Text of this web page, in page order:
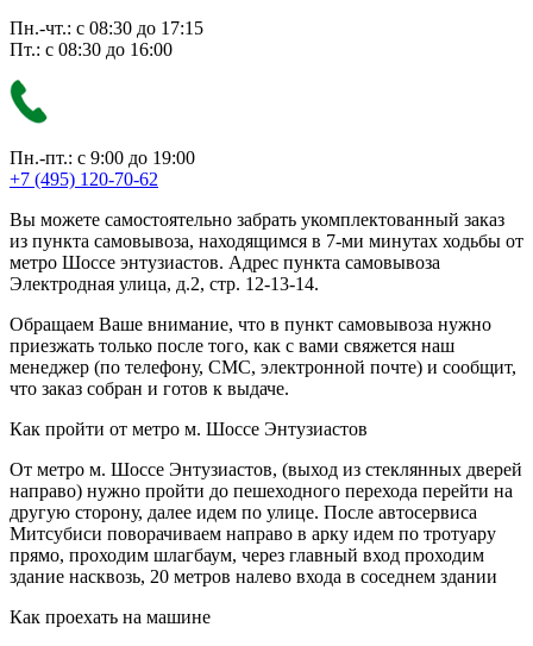
Пн.-чт.: с 08:30 до 17:15
Пт.: с 08:30 до 16:00
Пн.-пт.: с 9:00 до 19:00
+7 (495) 120-70-62
Вы можете самостоятельно забрать укомплектованный заказ
из пункта самовывоза, находящимся в 7-ми минутах ходьбы от
метро Шоссе энтузиастов. Адрес пункта самовывоза
Электродная улица, д.2, стр. 12-13-14.
Обращаем Ваше внимание, что в пункт самовывоза нужно
приезжать только после того, как с вами свяжется наш
менеджер (по телефону, СМС, электронной почте) и сообщит,
что заказ собран и готов к выдаче.
Как пройти от метро м. Шоссе Энтузиастов
От метро м. Шоссе Энтузиастов, (выход из стеклянных дверей
направо) нужно пройти до пешеходного перехода перейти на
другую сторону, далее идем по улице. После автосервиса
Митсубиси поворачиваем направо в арку идем по тротуару
прямо, проходим шлагбаум, через главный вход проходим
здание насквозь, 20 метров налево входа в соседнем здании
Как проехать на машине